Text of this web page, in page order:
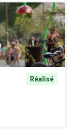
Réalisé